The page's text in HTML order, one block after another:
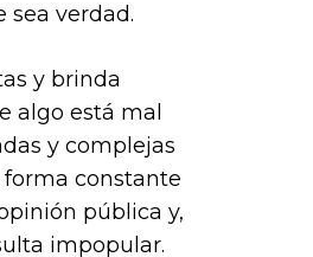
sea verdad.
y brinda
algo está mal
y complejas
constante
pública y,
impopular.